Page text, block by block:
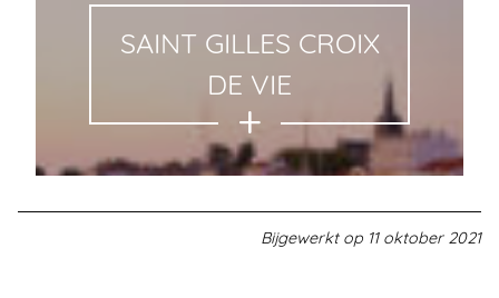
SAINT GILLES CROIX
DE VIE
Bijgewerkt op 11 oktober 2021